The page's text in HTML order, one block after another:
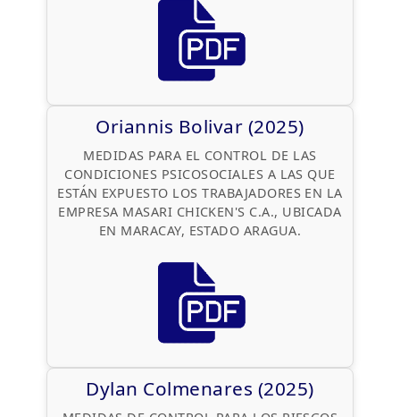
Humor y standup comedy
Oriannis Bolivar (2025)
MEDIDAS PARA EL CONTROL DE LAS
CONDICIONES PSICOSOCIALES A LAS QUE
ESTÁN EXPUESTO LOS TRABAJADORES EN LA
EMPRESA MASARI CHICKEN'S C.A., UBICADA
EN MARACAY, ESTADO ARAGUA.
Dylan Colmenares (2025)